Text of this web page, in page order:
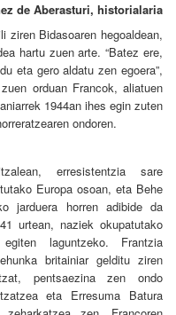
de Aberasturi, historialaria
ziren Bidasoaren hegoaldean,
hartu zuen arte. “Batez ere,
eta gero aldatu zen egoera”,
orduan Francok, aliatuen
1944an ihes egin zuten
ondoren.
erresistentzia sare
Europa osoan, eta Behe
jarduera horren adibide da
urtean, naziek okupatutako
laguntzeko. Frantzia
britainiar gelditu ziren
pentsaezina zen ondo
eta Erresuma Batura